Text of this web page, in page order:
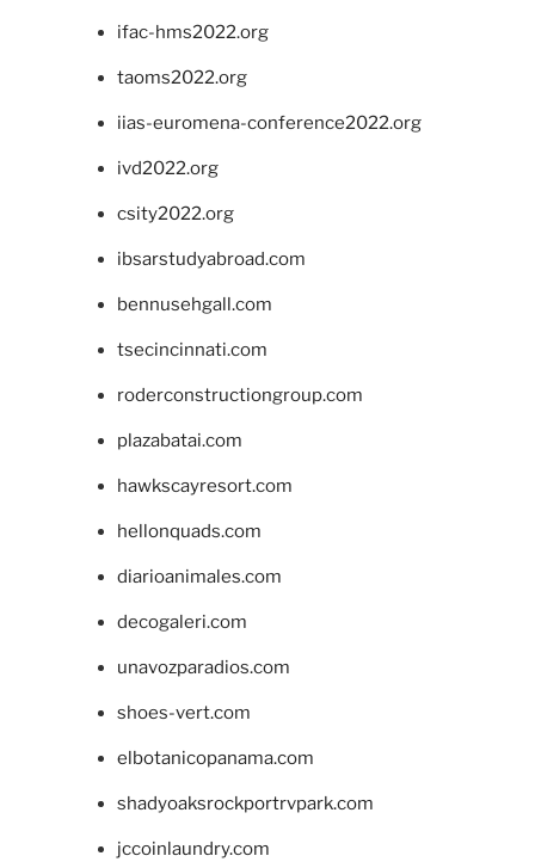
ifac-hms2022.org
taoms2022.org
iias-euromena-conference2022.org
ivd2022.org
csity2022.org
ibsarstudyabroad.com
bennusehgall.com
tsecincinnati.com
roderconstructiongroup.com
plazabatai.com
hawkscayresort.com
hellonquads.com
diarioanimales.com
decogaleri.com
unavozparadios.com
shoes-vert.com
elbotanicopanama.com
shadyoaksrockportrvpark.com
jccoinlaundry.com